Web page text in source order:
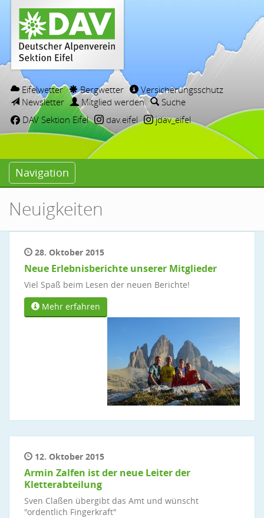
Eifelwetter Bergwetter
Versicherungsschutz
Newsletter
Mitglied werden
Suche
DAV Sektion Eifel
dav.eifel jdav_eifel
Navigation
Neuigkeiten
28. Oktober 2015
Neue Erlebnisberichte unserer Mitglieder
Viel Spaß beim Lesen der neuen Berichte!
Mehr erfahren
12. Oktober 2015
Armin Zalfen ist der neue Leiter der
Kletterabteilung
Sven Claßen übergibt das Amt und wünscht
"ordentlich Fingerkraft"